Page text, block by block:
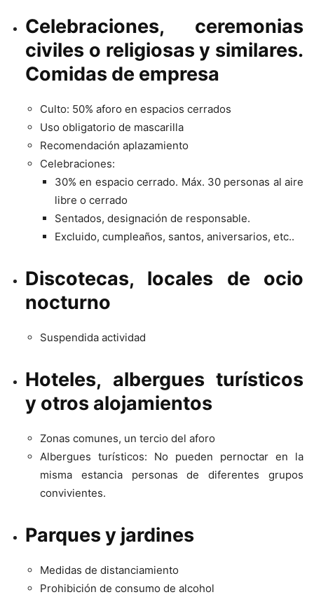
Celebraciones, ceremonias
civiles o religiosas y similares.
Comidas de empresa
Culto: 50% aforo en espacios cerrados
Uso obligatorio de mascarilla
Recomendación aplazamiento
Celebraciones:
30% en espacio cerrado. Máx. 30 personas al aire
libre o cerrado
Sentados, designación de responsable.
Excluido, cumpleaños, santos, aniversarios, etc..
Discotecas, locales de ocio
nocturno
Suspendida actividad
Hoteles, albergues turísticos
y otros alojamientos
Zonas comunes, un tercio del aforo
Albergues turísticos: No pueden pernoctar en la
misma estancia personas de diferentes grupos
convivientes.
Parques y jardines
Medidas de distanciamiento
Prohibición de consumo de alcohol